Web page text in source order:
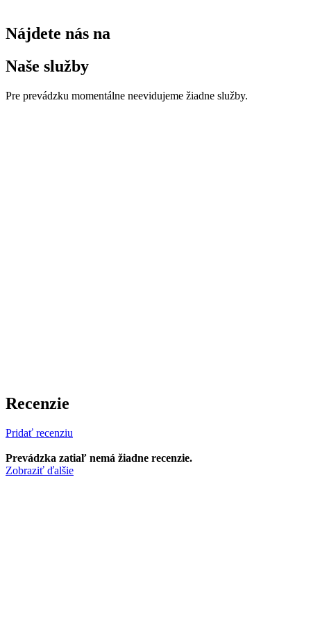
Nájdete nás na
Naše služby
Pre prevádzku momentálne neevidujeme žiadne služby.
Recenzie
Pridať recenziu
Prevádzka zatiaľ nemá žiadne recenzie.
Zobraziť ďalšie